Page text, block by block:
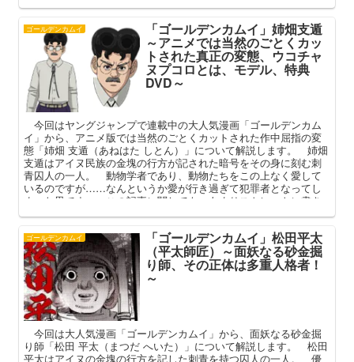
ゴールデンカムイ 「ゴールデンカムイ」姉畑支遁
～アニメでは当然のごとくカッ
トされた真正の変態、ウコチャ
ヌプコロとは、モデル、特典
DVD～
今回はヤングジャンプで連載中の大人気漫画「ゴールデンカム
イ」から、アニメ版では当然のごとくカットされた作中屈指の変
態「姉畑 支遁（あねはた しとん）」について解説します。 姉畑
支遁はアイヌ民族の金塊の行方が記された暗号をその身に刻む刺
青囚人の一人。 動物学者であり、動物たちをこの上なく愛して
いるのですが……なんというか愛が行き過ぎて犯罪者となってし
まった男です。 この記事に関しても、あまりストレートに書き
すぎると間違いなく規約に引っかかる何とも悩ましい存在。 本
や特典DVDとなった経緯を中心に語ってまいります。
ゴールデンカムイ 「ゴールデンカムイ」松田平太
（平太師匠）～面妖なる砂金掘
り師、その正体は多重人格者！
～
今回は大人気漫画「ゴールデンカムイ」から、面妖なる砂金掘
り師「松田 平太（まつだ へいた）」について解説します。 松田
平太はアイヌの金塊の行方を記した刺青を持つ囚人の一人。 優